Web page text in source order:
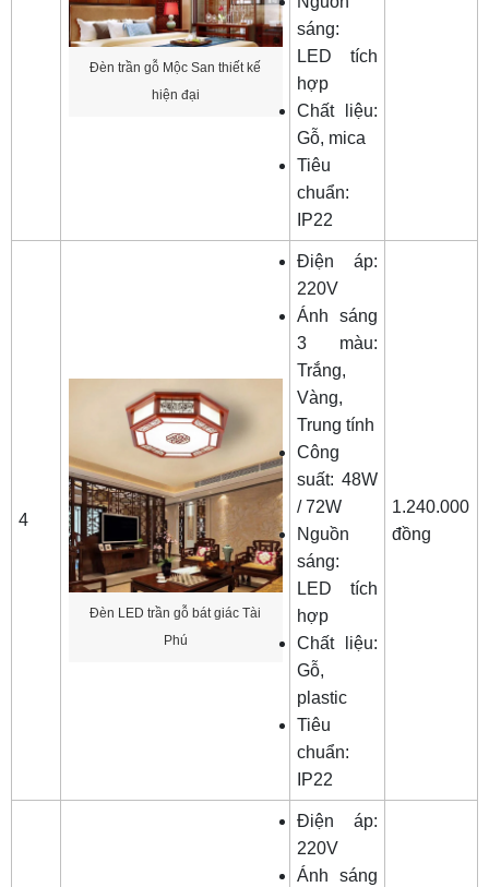
Đèn trần gỗ Mộc San thiết kế
hiện đại
sáng:
LED tích
hợp
Chất liệu:
Gỗ, mica
Tiêu
chuẩn:
IP22
4
Đèn LED trần gỗ bát giác Tài
Phú
Điện áp:
220V
Ánh sáng
3 màu:
Trắng,
Vàng,
Trung tính
Công
suất: 48W
/ 72W
Nguồn
sáng:
LED tích
hợp
Chất liệu:
Gỗ,
plastic
Tiêu
chuẩn:
IP22
1.240.000
đồng
Điện áp:
220V
Ánh sáng